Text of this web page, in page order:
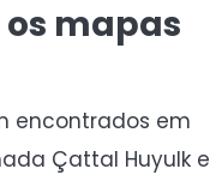
mapas
encontrados em
Çattal Huyulk e